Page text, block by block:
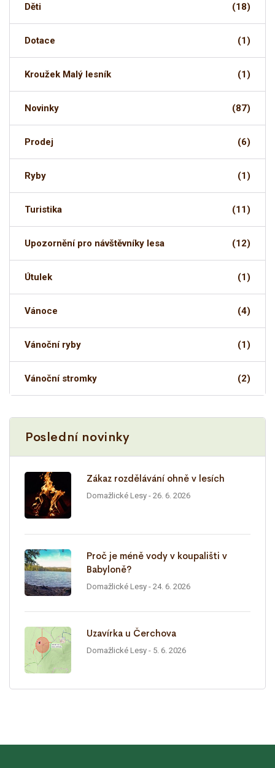
Děti (18)
Dotace (1)
Kroužek Malý lesník (1)
Novinky (87)
Prodej (6)
Ryby (1)
Turistika (11)
Upozornění pro návštěvníky lesa (12)
Útulek (1)
Vánoce (4)
Vánoční ryby (1)
Vánoční stromky (2)
Poslední novinky
Zákaz rozdělávání ohně v lesích
Domažlické Lesy - 26. 6. 2026
Proč je méně vody v koupališti v
Babyloně?
Domažlické Lesy - 24. 6. 2026
Uzavírka u Čerchova
Domažlické Lesy - 5. 6. 2026